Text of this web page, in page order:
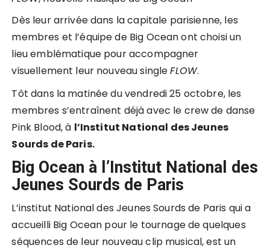
Dès leur arrivée dans la capitale parisienne, les
membres et l’équipe de Big Ocean ont choisi un
lieu emblématique pour accompagner
visuellement leur nouveau singleFLOW.
Tôt dans la matinée du vendredi 25 octobre, les
membres s’entraînent déjà avec le crew de danse
Pink Blood, à l’Institut National des Jeunes
Sourds de Paris.
Big Ocean à l’Institut National des
Jeunes Sourds de Paris
L’institut National des Jeunes Sourds de Paris qui a
accueilli Big Ocean pour le tournage de quelques
séquences de leur nouveau clip musical, est un